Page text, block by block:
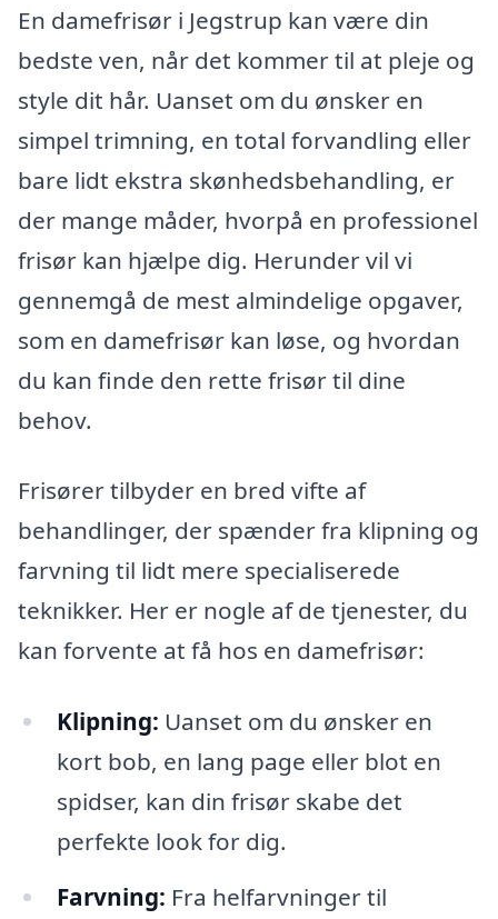
En damefrisør i Jegstrup kan være din
bedste ven, når det kommer til at pleje og
style dit hår. Uanset om du ønsker en
simpel trimning, en total forvandling eller
bare lidt ekstra skønhedsbehandling, er
der mange måder, hvorpå en professionel
frisør kan hjælpe dig. Herunder vil vi
gennemgå de mest almindelige opgaver,
som en damefrisør kan løse, og hvordan
du kan finde den rette frisør til dine
behov.
Frisører tilbyder en bred vifte af
behandlinger, der spænder fra klipning og
farvning til lidt mere specialiserede
teknikker. Her er nogle af de tjenester, du
kan forvente at få hos en damefrisør:
Klipning: Uanset om du ønsker en
kort bob, en lang page eller blot en
spidser, kan din frisør skabe det
perfekte look for dig.
Farvning: Fra helfarvninger til